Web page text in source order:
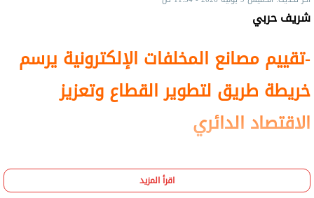
شريف حربي
-تقييم مصانع المخلفات الإلكترونية يرسم
خريطة طريق لتطوير القطاع وتعزيز
الاقتصاد الدائري
اقرأ المزيد